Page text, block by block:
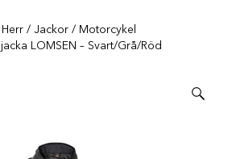
Herr / Jackor / Motorcykel
LOMSEN – Svart/Grå/Röd